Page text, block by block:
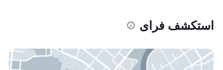
استكشف فراى